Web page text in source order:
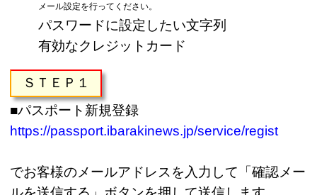
メール設定を行ってください。
パスワードに設定したい文字列
有効なクレジットカード
ＳＴＥＰ１
■パスポート新規登録
https://passport.ibarakinews.jp/service/regist
でお客様のメールアドレスを入力して「確認メー